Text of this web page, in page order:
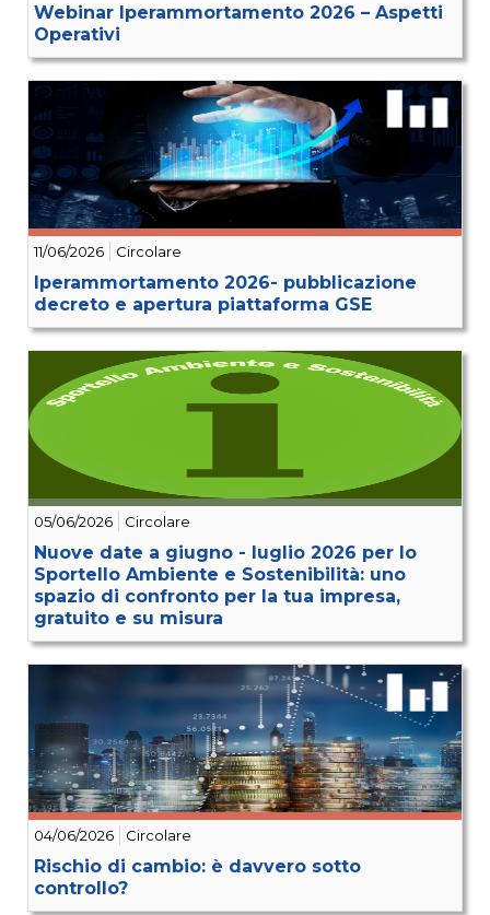
Webinar Iperammortamento 2026 – Aspetti
Operativi
11/06/2026 Circolare
Iperammortamento 2026- pubblicazione
decreto e apertura piattaforma GSE
05/06/2026 Circolare
Nuove date a giugno - luglio 2026 per lo
Sportello Ambiente e Sostenibilità: uno
spazio di confronto per la tua impresa,
gratuito e su misura
04/06/2026 Circolare
Rischio di cambio: è davvero sotto
controllo?